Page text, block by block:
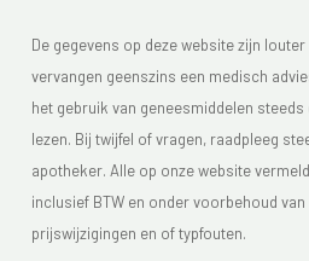
De gegevens op deze website zijn
vervangen geenszins een medisch
het gebruik van geneesmiddelen
lezen. Bij twijfel of vragen, raadpleeg
apotheker. Alle op onze website
inclusief BTW en onder voorbehoud van
prijswijzigingen en of typfouten.